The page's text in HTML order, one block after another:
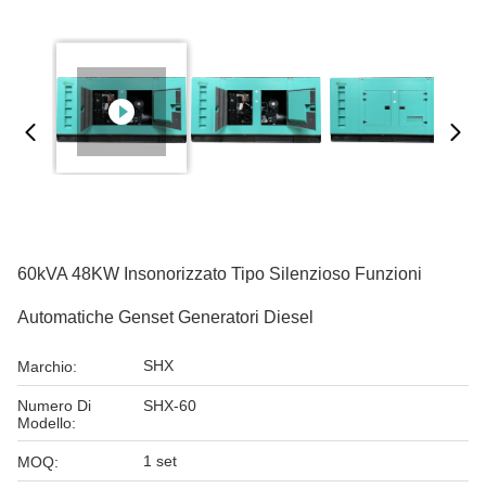
60kVA 48KW Insonorizzato Tipo Silenzioso Funzioni
Automatiche Genset Generatori Diesel
Marchio: SHX
Numero Di
Modello:
SHX-60
MOQ: 1 set